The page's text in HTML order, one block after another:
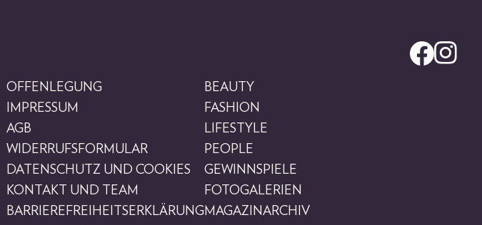
OFFENLEGUNG
IMPRESSUM
AGB
WIDERRUFSFORMULAR
DATENSCHUTZ UND COOKIES
KONTAKT UND TEAM
BARRIEREFREIHEITSERKLÄRUNG
BEAUTY
FASHION
LIFESTYLE
PEOPLE
GEWINNSPIELE
FOTOGALERIEN
MAGAZINARCHIV